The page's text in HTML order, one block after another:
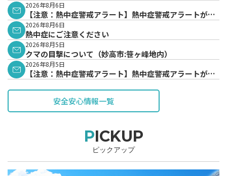
2026年8月6日
【注意：熱中症警戒アラート】熱中症警戒アラートが発
表されています。
2026年8月6日
熱中症にご注意ください
2026年8月5日
クマの目撃について（妙高市:笹ヶ峰地内）
2026年8月5日
【注意：熱中症警戒アラート】熱中症警戒アラートが発
安全安心情報一覧
PICKUP
ピックアップ